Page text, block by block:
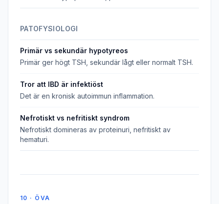
PATOFYSIOLOGI
Primär vs sekundär hypotyreos
Primär ger högt TSH, sekundär lågt eller normalt TSH.
Tror att IBD är infektiöst
Det är en kronisk autoimmun inflammation.
Nefrotiskt vs nefritiskt syndrom
Nefrotiskt domineras av proteinuri, nefritiskt av
hematuri.
10 · ÖVA